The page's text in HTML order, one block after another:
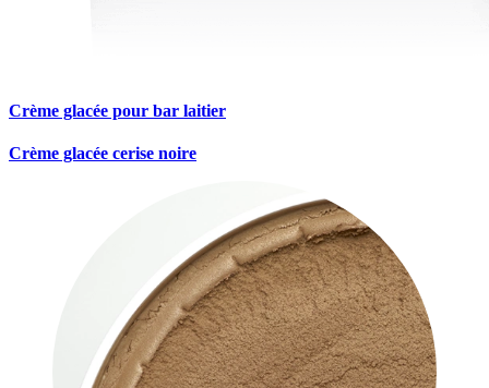
Crème glacée pour bar laitier
Crème glacée cerise noire